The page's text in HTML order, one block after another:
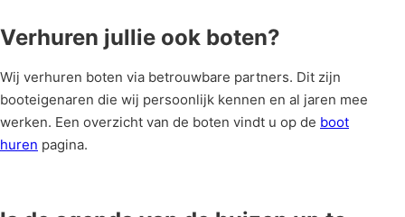
Verhuren jullie ook boten?
Wij verhuren boten via betrouwbare partners. Dit zijn
booteigenaren die wij persoonlijk kennen en al jaren mee
werken. Een overzicht van de boten vindt u op de boot
huren pagina.